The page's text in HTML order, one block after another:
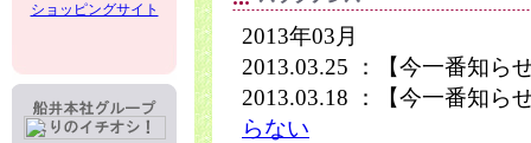
ショッピングサイト
2013年03月
2013.03.25 ：【今一番知ら
2013.03.18 ：【今一番知ら
らない